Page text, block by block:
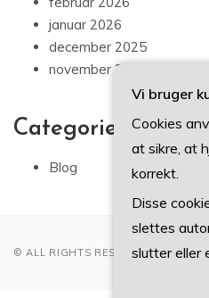
januar 2026
december 2025
november 2025
Categories
Blog
© ALL RIGHTS RESERVED 2022
Vi bruger
Cookies
at sikre, at
korrekt.
Disse
slettes
slutter eller